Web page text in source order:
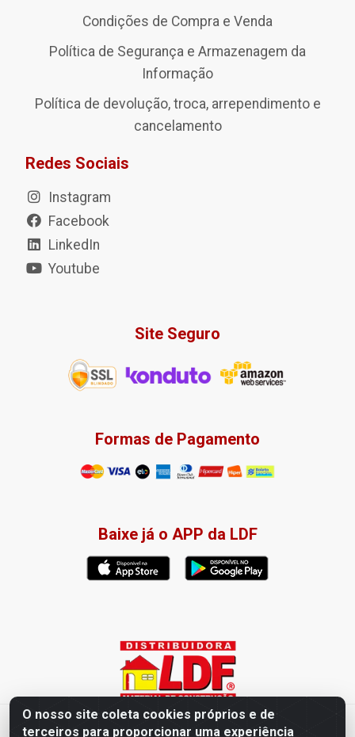
O nosso site coleta cookies próprios e de
terceiros para proporcionar uma experiência
Condições de Compra e Venda
Política de Segurança e Armazenagem da
Informação
Política de devolução, troca, arrependimento e
cancelamento
Redes Sociais
Instagram
Facebook
LinkedIn
Youtube
Site Seguro
Formas de Pagamento
Baixe já o APP da LDF
Distribuidora LDF - Av. Presidente Tancredo Neves, 203 – Bairro